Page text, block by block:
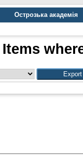
Острозька академія
Items